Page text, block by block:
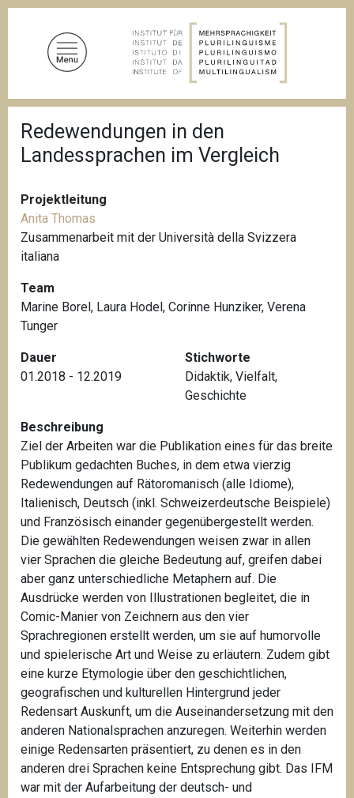
D
f
a
d
v
i
g
a
t
o
Redewendungen in den
Landessprachen im Vergleich
Projektleitung
Anita Thomas
Zusammenarbeit mit der Università della Svizzera
italiana
Team
Marine Borel, Laura Hodel, Corinne Hunziker, Verena
Tunger
Dauer
01.2018 - 12.2019
Stichworte
Didaktik, Vielfalt,
Geschichte
Beschreibung
Ziel der Arbeiten war die Publikation eines für das breite
Publikum gedachten Buches, in dem etwa vierzig
Redewendungen auf Rätoromanisch (alle Idiome),
Italienisch, Deutsch (inkl. Schweizerdeutsche Beispiele)
und Französisch einander gegenübergestellt werden.
Die gewählten Redewendungen weisen zwar in allen
vier Sprachen die gleiche Bedeutung auf, greifen dabei
aber ganz unterschiedliche Metaphern auf. Die
Ausdrücke werden von Illustrationen begleitet, die in
Comic-Manier von Zeichnern aus den vier
Sprachregionen erstellt werden, um sie auf humorvolle
und spielerische Art und Weise zu erläutern. Zudem gibt
eine kurze Etymologie über den geschichtlichen,
geografischen und kulturellen Hintergrund jeder
Redensart Auskunft, um die Auseinandersetzung mit den
anderen Nationalsprachen anzuregen. Weiterhin werden
einige Redensarten präsentiert, zu denen es in den
anderen drei Sprachen keine Entsprechung gibt. Das IFM
war mit der Aufarbeitung der deutsch- und